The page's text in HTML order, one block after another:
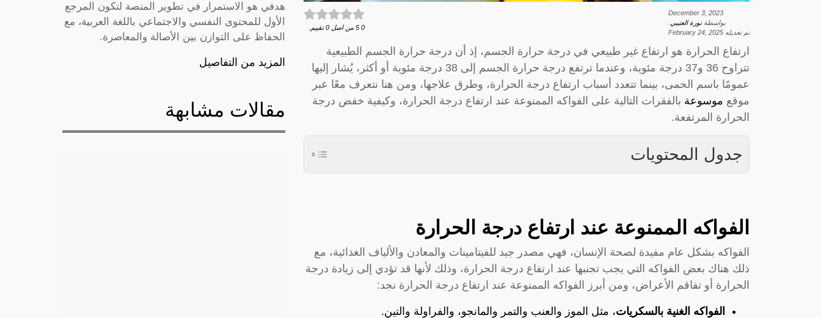
December 3, 2023
بواسطةنورة العتيبي
تم تعديله February 24, 2025
0
5 من اصل 0 تقييم.
ارتفاع الحرارة هو ارتفاع غير طبيعي في درجة حرارة الجسم، إذ أن درجة حرارة الجسم الطبيعية
تتراوح 36 و37 درجة مئوية، وعندما ترتفع درجة حرارة الجسم إلى 38 درجة مئوية أو أكثر، يُشار إليها
عمومًا باسم الحمى، بينما تتعدد أسباب ارتفاع درجة الحرارة، وطرق علاجها، ومن هنا نتعرف معًا عبر
موقع موسوعة بالفقرات التالية على الفواكه الممنوعة عند ارتفاع درجة الحرارة، وكيفية خفض درجة
الحرارة المرتفعة.
جدول المحتويات
الفواكه الممنوعة عند ارتفاع درجة الحرارة
الفواكه بشكل عام مفيدة لصحة الإنسان، فهي مصدر جيد للفيتامينات والمعادن والألياف الغذائية، مع
ذلك هناك بعض الفواكه التي يجب تجنبها عند ارتفاع درجة الحرارة، وذلك لأنها قد تؤدي إلى زيادة درجة
الحرارة أو تفاقم الأعراض، ومن أبرز الفواكه الممنوعة عند ارتفاع درجة الحرارة نجد:
الفواكه الغنية بالسكريات، مثل الموز والعنب والتمر والمانجو، والفراولة والتين.
هدفي هو الاستمرار في تطوير المنصة لتكون المرجع
الأول للمحتوى النفسي والاجتماعي باللغة العربية، مع
الحفاظ على التوازن بين الأصالة والمعاصرة.
المزيد من التفاصيل
مقالات مشابهة